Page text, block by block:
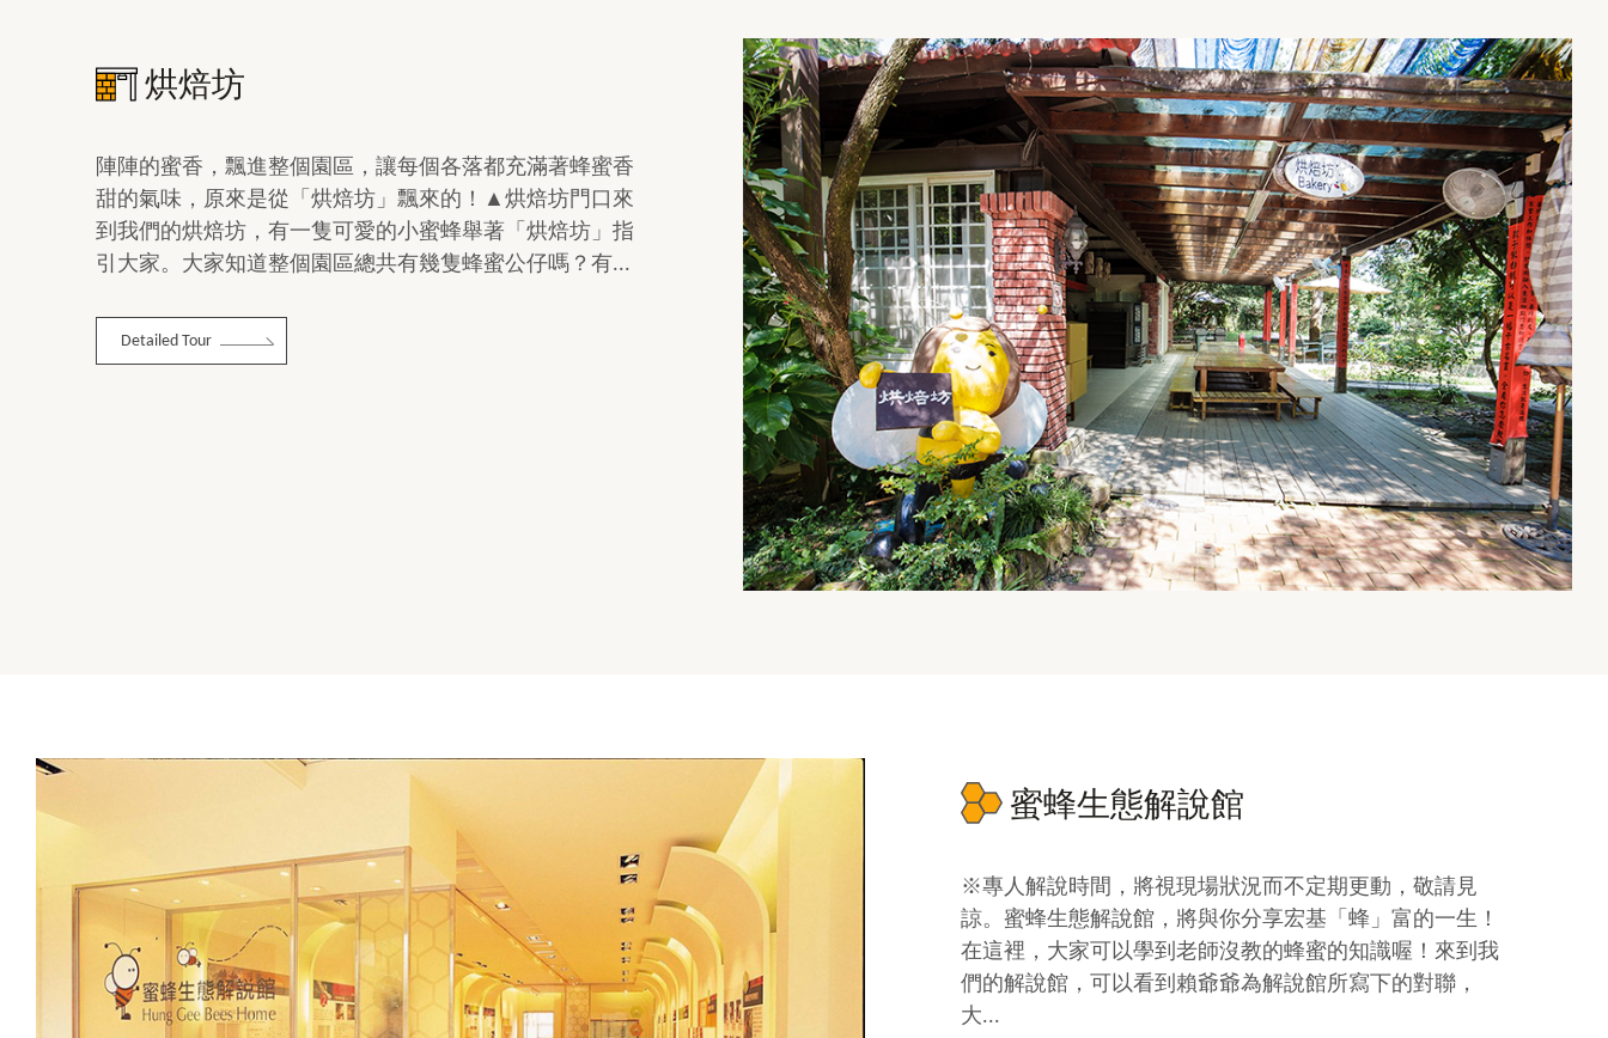
烘焙坊
陣陣的蜜香，飄進整個園區，讓每個各落都充滿著蜂蜜香
甜的氣味，原來是從「烘焙坊」飄來的！▲烘焙坊門口來
到我們的烘焙坊，有一隻可愛的小蜜蜂舉著「烘焙坊」指
引大家。大家知道整個園區總共有幾隻蜂蜜公仔嗎？有...
Detailed Tour
蜜蜂生態解說館
※專人解說時間，將視現場狀況而不定期更動，敬請見
諒。蜜蜂生態解說館，將與你分享宏基「蜂」富的一生！
在這裡，大家可以學到老師沒教的蜂蜜的知識喔！來到我
們的解說館，可以看到賴爺爺為解說館所寫下的對聯，
大...